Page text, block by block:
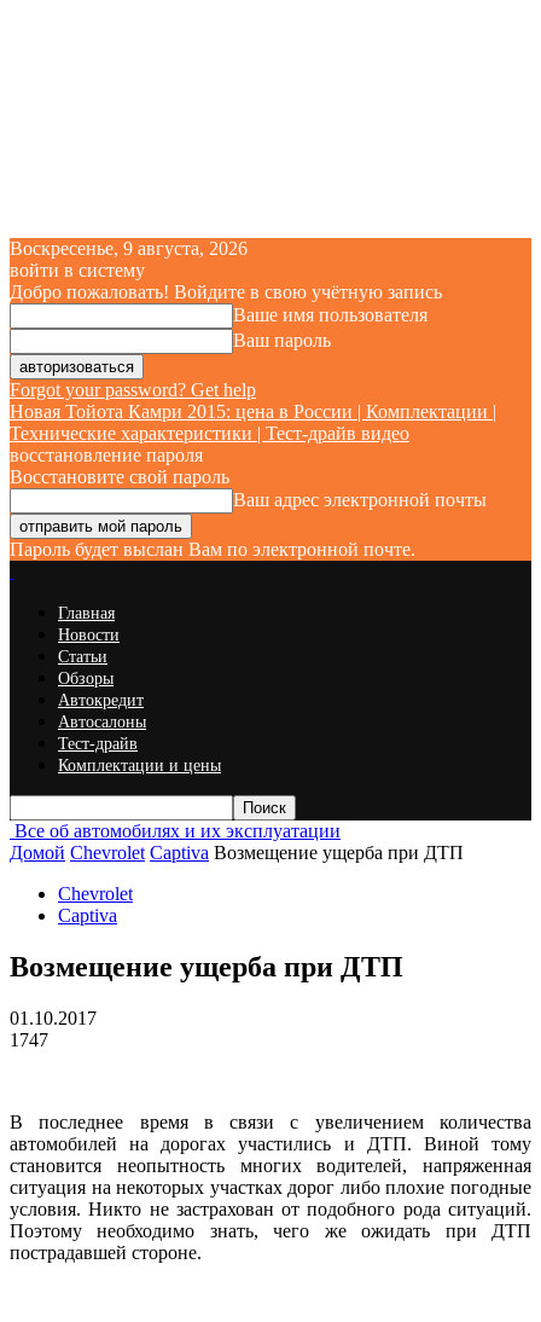
Воскресенье, 9 августа, 2026
войти в систему
Добро пожаловать! Войдите в свою учётную запись
Ваше имя пользователя
Ваш пароль
Forgot your password? Get help
Новая Тойота Камри 2015: цена в России | Комплектации |
Технические характеристики | Тест-драйв видео
восстановление пароля
Восстановите свой пароль
Ваш адрес электронной почты
Пароль будет выслан Вам по электронной почте.
Главная
Новости
Статьи
Обзоры
Автокредит
Автосалоны
Тест-драйв
Комплектации и цены
Все об автомобилях и их эксплуатации
Домой Chevrolet Captiva Возмещение ущерба при ДТП
Chevrolet
Captiva
Возмещение ущерба при ДТП
01.10.2017
1747
В последнее время в связи с увеличением количества
автомобилей на дорогах участились и ДТП. Виной тому
становится неопытность многих водителей, напряженная
ситуация на некоторых участках дорог либо плохие погодные
условия. Никто не застрахован от подобного рода ситуаций.
Поэтому необходимо знать, чего же ожидать при ДТП
пострадавшей стороне.